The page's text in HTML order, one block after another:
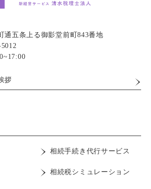
通五条上る御影堂前町843番地
拶
相続手続き代行サービス
相続税シミュレーション